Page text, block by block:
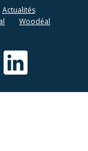
Actualités
Woodéal